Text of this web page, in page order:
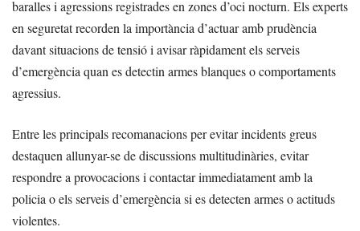
baralles i agressions registrades en zones d’oci nocturn. Els experts
en seguretat recorden la importància d’actuar amb prudència
davant situacions de tensió i avisar ràpidament els serveis
d’emergència quan es detectin armes blanques o comportaments
agressius.
Entre les principals recomanacions per evitar incidents greus
destaquen allunyar-se de discussions multitudinàries, evitar
respondre a provocacions i contactar immediatament amb la
policia o els serveis d’emergència si es detecten armes o actituds
violentes.